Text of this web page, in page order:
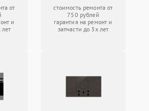
от
и
лет
стоимость ремонта от
750 рублей
гарантия на ремонт и
запчасти до 3х лет